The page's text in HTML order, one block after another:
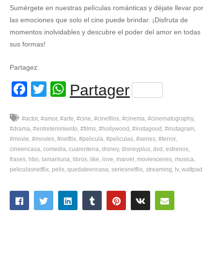
Sumérgete en nuestras películas románticas y déjate llevar por
las emociones que solo el cine puede brindar. ¡Disfruta de
momentos inolvidables y descubre el poder del amor en todas
sus formas!
Partagez:
Facebook
TwitterWhatsApp
Partager
#actor #amor #arte #cine #cinefilos #cinema #cinematography
#drama #entretenimiento #films #hollywood #instagood #instagram
#movie #movies #netflix #pelicula #peliculas #series #terror
cineencasa comedia cuarentena disney disneyplus dvd estrenos
frases hbo lamariluna libros like love marvel moviescenes musica
peliculasnetflix pelis quedateencasa seriesnetflix streaming tv wattpad